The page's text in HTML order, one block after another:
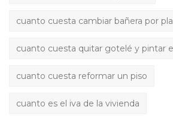
cuanto cuesta cambiar bañera por
cuanto cuesta quitar gotelé y pintar
cuanto cuesta reformar un piso
cuanto es el iva de la vivienda